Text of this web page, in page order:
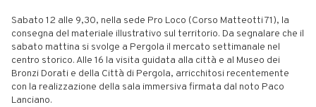
Sabato 12 alle 9,30, nella sede Pro Loco (Corso Matteotti 71), la
consegna del materiale illustrativo sul territorio. Da segnalare che il
sabato mattina si svolge a Pergola il mercato settimanale nel
centro storico. Alle 16 la visita guidata alla città e al Museo dei
Bronzi Dorati e della Città di Pergola, arricchitosi recentemente
con la realizzazione della sala immersiva firmata dal noto Paco
Lanciano.